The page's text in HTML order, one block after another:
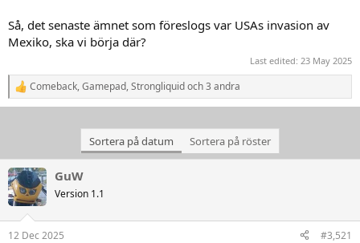
Så, det senaste ämnet som föreslogs var USAs invasion av
Mexiko, ska vi börja där?
Last edited: 23 May 2025
R
e
o
n
e
r
:
Comeback,Gamepad,Strongliquidoch 3 andra
Sortera på datum Sortera på röster
GuW
Version 1.1
12 Dec 2025 #3,521